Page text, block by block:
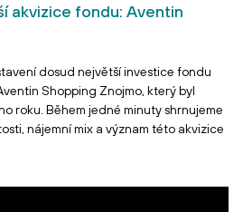
akvizice fondu: Aventin
dosud největší investice fondu
Shopping Znojmo, který byl
roku. Během jedné minuty shrnujeme
nájemní mix a význam této akvizice